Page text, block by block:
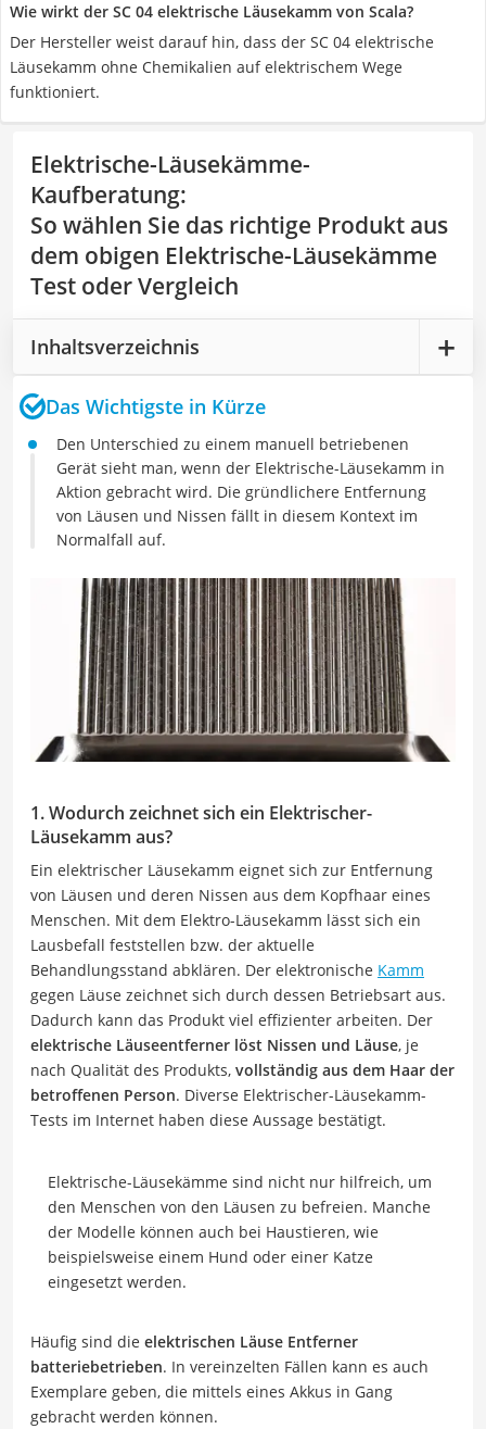
Wie wirkt der SC 04 elektrische Läusekamm von Scala?
Der Hersteller weist darauf hin, dass der SC 04 elektrische
Läusekamm ohne Chemikalien auf elektrischem Wege
funktioniert.
Elektrische-Läusekämme-
Kaufberatung:
So wählen Sie das richtige Produkt aus
dem obigen Elektrische-Läusekämme
Test oder Vergleich
Inhaltsverzeichnis
Das Wichtigste in Kürze
Den Unterschied zu einem manuell betriebenen
Gerät sieht man, wenn der Elektrische-Läusekamm in
Aktion gebracht wird. Die gründlichere Entfernung
von Läusen und Nissen fällt in diesem Kontext im
Normalfall auf.
1. Wodurch zeichnet sich ein Elektrischer-
Läusekamm aus?
Ein elektrischer Läusekamm eignet sich zur Entfernung
von Läusen und deren Nissen aus dem Kopfhaar eines
Menschen. Mit dem Elektro-Läusekamm lässt sich ein
Lausbefall feststellen bzw. der aktuelle
Behandlungsstand abklären. Der elektronische Kamm
gegen Läuse zeichnet sich durch dessen Betriebsart aus.
Dadurch kann das Produkt viel effizienter arbeiten. Der
elektrische Läuseentferner löst Nissen und Läuse, je
nach Qualität des Produkts, vollständig aus dem Haar der
betroffenen Person. Diverse Elektrischer-Läusekamm-
Tests im Internet haben diese Aussage bestätigt.
Elektrische-Läusekämme sind nicht nur hilfreich, um
den Menschen von den Läusen zu befreien. Manche
der Modelle können auch bei Haustieren, wie
beispielsweise einem Hund oder einer Katze
eingesetzt werden.
Häufig sind die elektrischen Läuse Entferner
batteriebetrieben. In vereinzelten Fällen kann es auch
Exemplare geben, die mittels eines Akkus in Gang
gebracht werden können.